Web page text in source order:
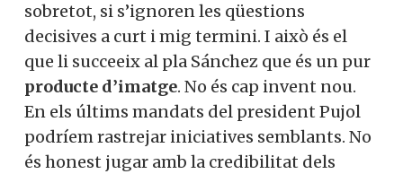
sobretot, si s’ignoren les qüestions
decisives a curt i mig termini. I això és el
que li succeeix al pla Sánchez que és un pur
producte d’imatge. No és cap invent nou.
En els últims mandats del president Pujol
podríem rastrejar iniciatives semblants. No
és honest jugar amb la credibilitat dels